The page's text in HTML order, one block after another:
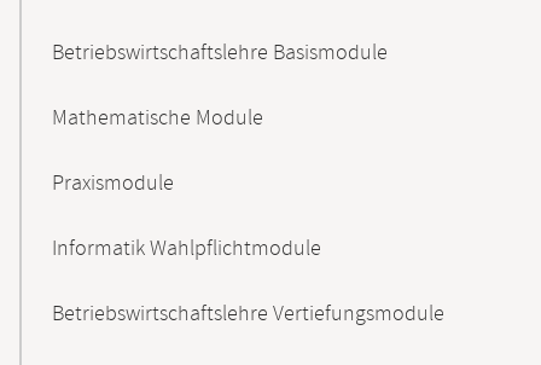
Betriebswirtschaftslehre Basismodule
Mathematische Module
Praxismodule
Informatik Wahlpflichtmodule
Betriebswirtschaftslehre Vertiefungsmodule